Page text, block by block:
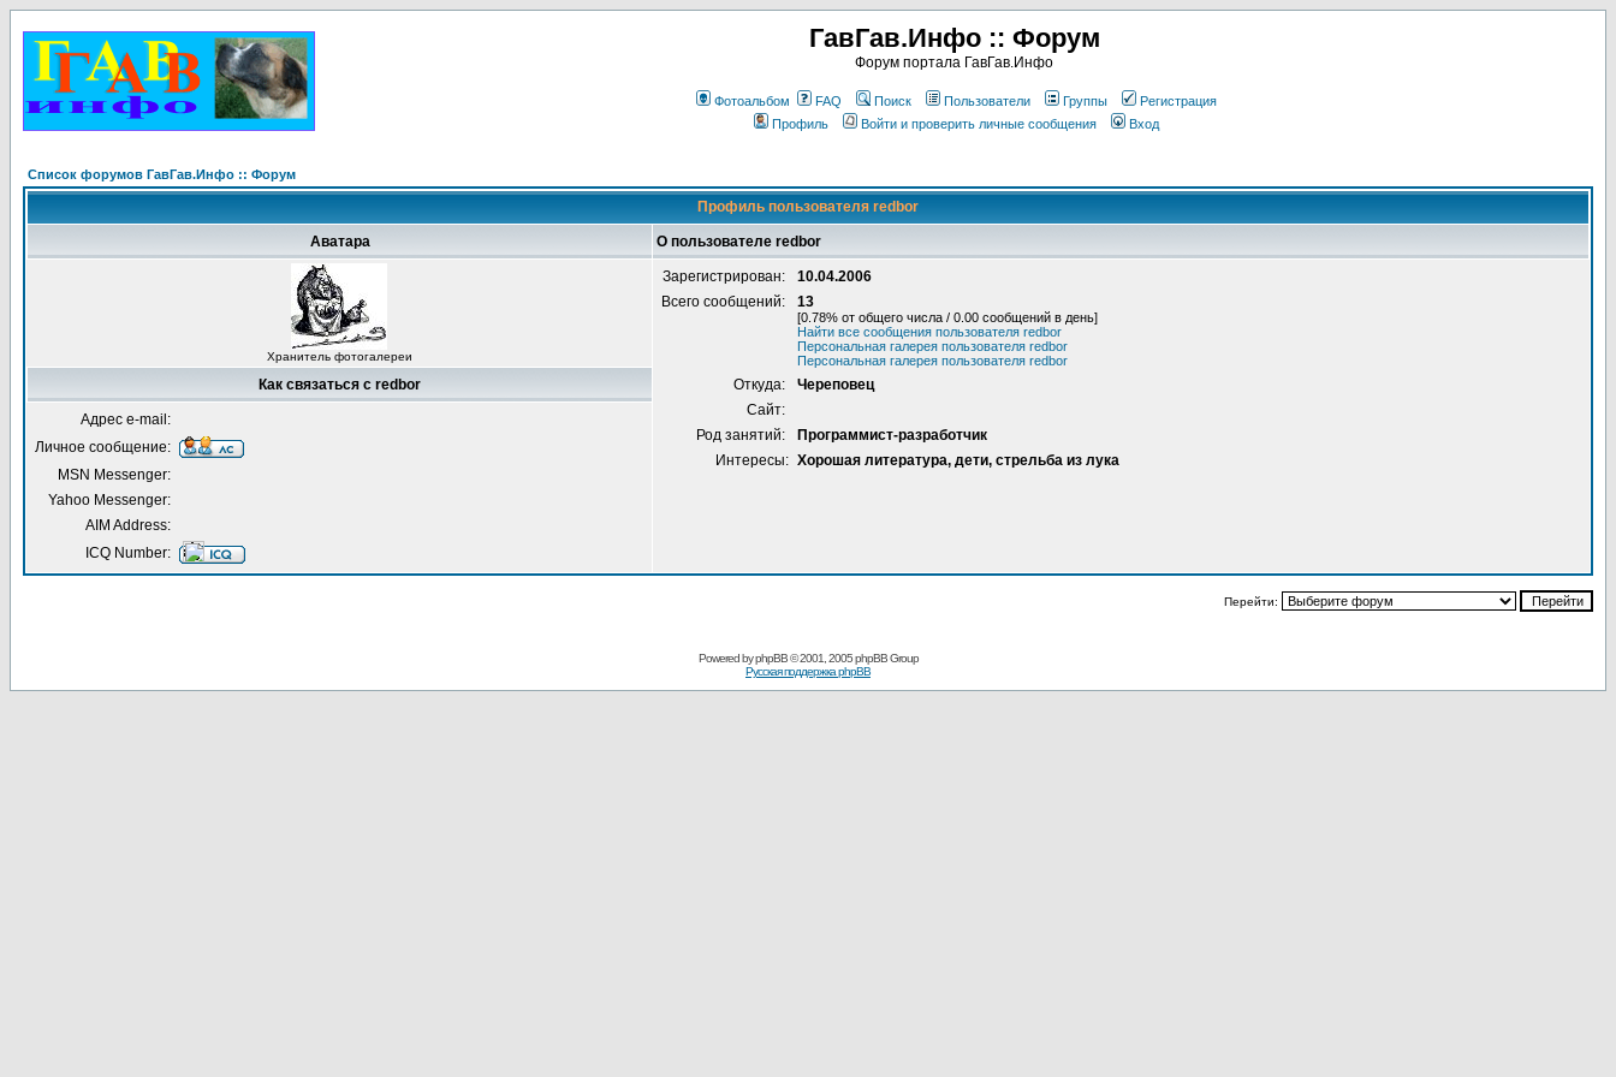
ГавГав.Инфо :: Форум
Форум портала ГавГав.Инфо
Фотоальбом FAQ Поиск Пользователи Группы
Регистрация
Профиль
Войти и проверить личные сообщения Вход
Список форумов ГавГав.Инфо :: Форум
Профиль пользователя redbor
Аватара О пользователе redbor
Хранитель фотогалереи
Зарегистрирован:
10.04.2006
Всего сообщений:
13
[0.78% от общего числа / 0.00 сообщений в день]
Найти все сообщения пользователя redbor
Персональная галерея пользователя redbor
Персональная галерея пользователя redbor
Откуда:
Череповец
Сайт:
Род занятий:
Программист-разработчик
Интересы: Хорошая литература, дети, стрельба из лука
Как связаться с redbor
Адрес e-mail:
Личное сообщение:
MSN Messenger:
Yahoo Messenger:
AIM Address:
ICQ Number:
Перейти:
Powered byphpBB© 2001, 2005 phpBB Group
Русская поддержка phpBB